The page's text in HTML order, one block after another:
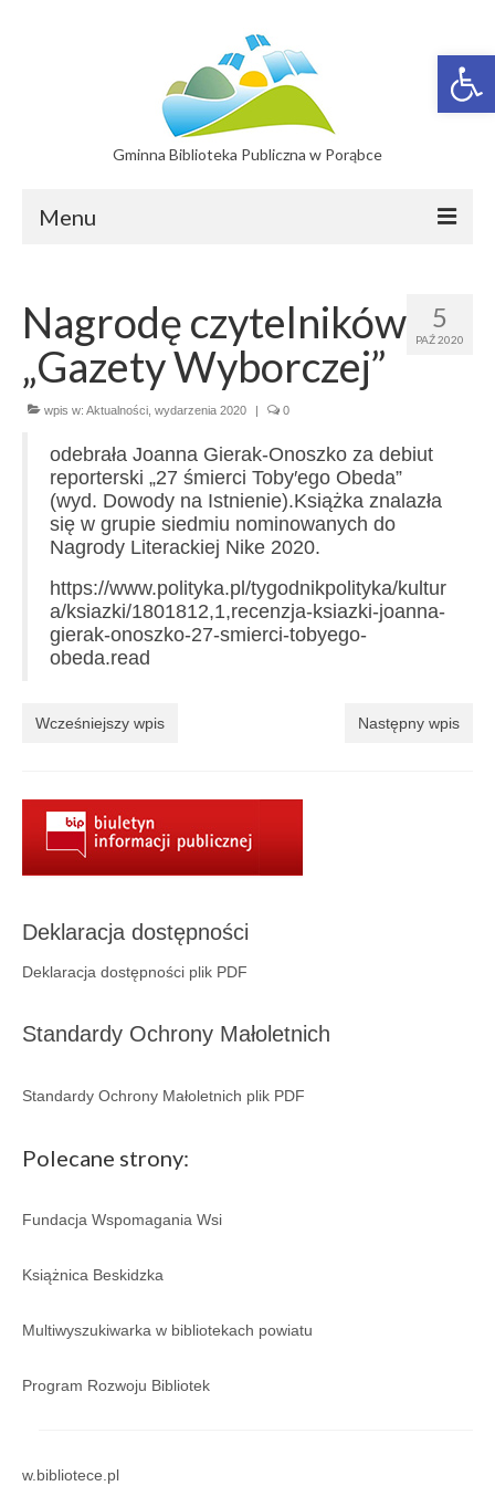
Gminna Biblioteka Publiczna w Porąbce
Menu
Filia w Bujakowie
Filia w Czańcu
Filia w Kobiernicach
Katalog On-line
Aktualności
Wydarzenia 2022
wydarzenia 2021
wydarzenia 2020
wydarzenia 2018
wydarzenia 2016
RODO
Regulamin korzystania ze zbiorów i usług GBP
Galeria 2026
Galeria 2022
Galeria 2021
Galeria 2019
5
PAŹ 2020
Nagrodę czytelników
„Gazety Wyborczej”
wpis w: Aktualności wydarzenia 2020 | 0
odebrała Joanna Gierak-Onoszko za debiut
reporterski „27 śmierci Toby′ego Obeda”
(wyd. Dowody na Istnienie).Książka znalazła
się w grupie siedmiu nominowanych do
Nagrody Literackiej Nike 2020.
https://www.polityka.pl/tygodnikpolityka/kultur
a/ksiazki/1801812,1,recenzja-ksiazki-joanna-
gierak-onoszko-27-smierci-tobyego-
obeda.read
Wcześniejszy wpis Następny wpis
Deklaracja dostępności
Deklaracja dostępności plik PDF
Standardy Ochrony Małoletnich
Standardy Ochrony Małoletnich plik PDF
Polecane strony:
Fundacja Wspomagania Wsi
Książnica Beskidzka
Multiwyszukiwarka w bibliotekach powiatu
Program Rozwoju Bibliotek
w.bibliotece.pl